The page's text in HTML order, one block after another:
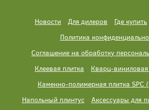
Новости Для дилеров Где купить
Политика
Соглашение на обработку
Клеевая плитка
Кварц-виниловая
Каменно-полимерная плитка SPC
Напольный плинтус
Аксессуары для